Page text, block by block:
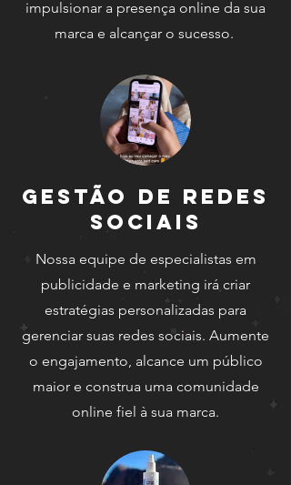
impulsionar a presença online da sua
marca e alcançar o sucesso.
Gestão de Redes
Sociais
Nossa equipe de especialistas em
publicidade e marketing irá criar
estratégias personalizadas para
gerenciar suas redes sociais. Aumente
o engajamento, alcance um público
maior e construa uma comunidade
online fiel à sua marca.